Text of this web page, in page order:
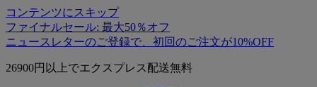
コンテンツにスキップ
ファイナルセール: 最大50％オフ
ニュースレターのご登録で、初回のご注文が10%OFF
26900円以上でエクスプレス配送無料